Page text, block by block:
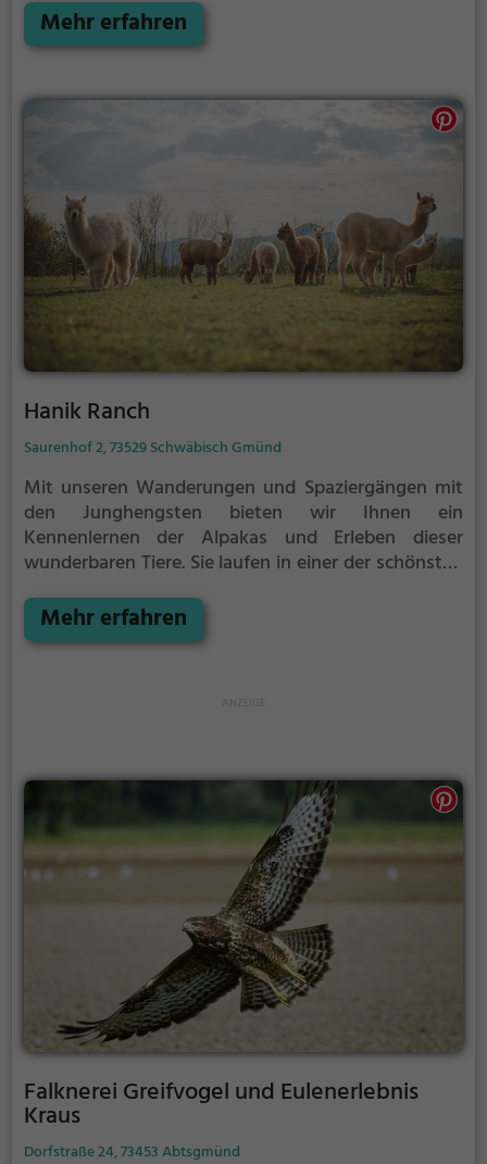
der zu Beginn des 20. Jahrhunderts auf dem
späteren Zoogelände ein Vereinsheim errichtete.
diesem Zweck wurden zunächst noch Tiere aus
Zoohandlungen leihweise übernommen. 1975 wurde
der Trägerverein „Tierpark Göppingen e. V.“ ins
erfolgte die Umbenennung in „Der Kleine Tierpark
Göppingen e.V.“ Abgesehen von den
Mitgliedsbeiträgen wird der Tiergarten Göppingen
nur über die Eintrittsgelder und Spenden finanziert.
Der Tierpark ist täglich geöffnet und verfügt über
eine Gaststätte, einen Spielplatz und einen
Parkplatz.
Mehr erfahren
Hanik Ranch
Saurenhof 2, 73529 Schwäbisch Gmünd
Mit unseren Wanderungen und Spaziergängen mit
den Junghengsten bieten wir Ihnen ein
Kennenlernen der Alpakas und Erleben dieser
wunderbaren Tiere. Sie laufen in einer der schönsten
faszinierenden Panoramablick über das untere
Filstal. Eingerahmt inmitten der drei Kaiserberge mit
Mehr erfahren
Falknerei Greifvogel und Eulenerlebnis
Kraus
Dorfstraße 24, 73453 Abtsgmünd